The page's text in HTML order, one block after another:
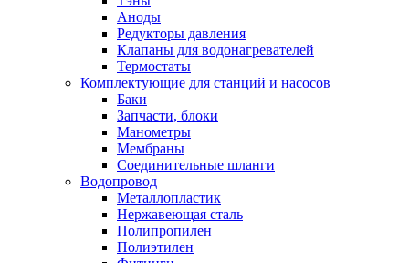
Обмен и возврат товара
Аноды
Редукторы давления
Клапаны для водонагревателей
Термостаты
Комплектующие для станций и насосов
Баки
Запчасти, блоки
Манометры
Мембраны
Соединительные шланги
Водопровод
Металлопластик
Нержавеющая сталь
Полипропилен
Полиэтилен